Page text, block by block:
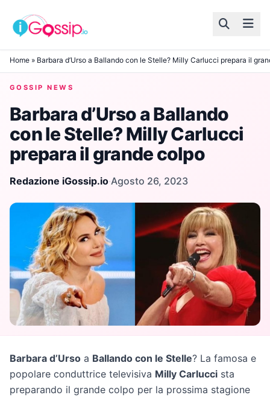
Skip to content
Home » Barbara d’Urso a Ballando con le Stelle? Milly Carlucci prepara il
GOSSIP NEWS
Barbara d’Urso a Ballando
con le Stelle? Milly Carlucci
prepara il grande colpo
Redazione iGossip.io·Agosto 26, 2023
Barbara d’Urso a Ballando con le Stelle? La famosa e
popolare conduttrice televisiva Milly Carlucci sta
preparando il grande colpo per la prossima stagione